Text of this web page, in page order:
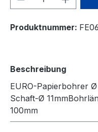
Produktnummer:
Beschreibung
EURO-Papierbohrer
Schaft-Ø
100mm